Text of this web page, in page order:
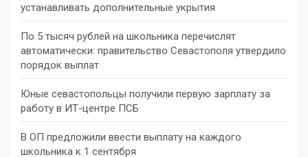
устанавливать дополнительные укрытия
По 5 тысяч рублей на школьника перечислят
автоматически: правительство Севастополя утвердило
порядок выплат
Юные севастопольцы получили первую зарплату за
работу в ИТ-центре ПСБ
В ОП предложили ввести выплату на каждого
школьника к 1 сентября